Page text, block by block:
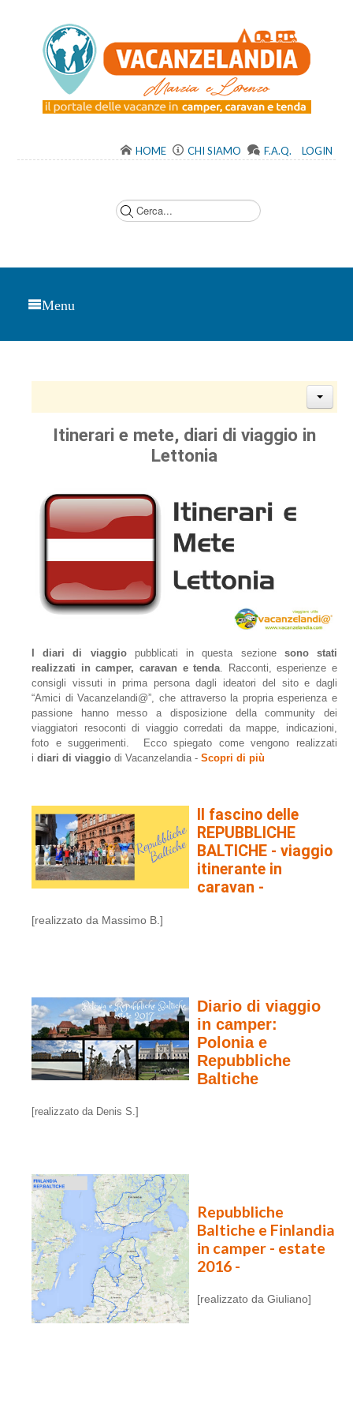
HOME CHI SIAMO F.A.Q. LOGIN
Menu
Itinerari e mete, diari di viaggio in
Lettonia
I diari di viaggiopubblicati in questa sezione sono stati
realizzati in camper, caravan e tenda. Racconti, esperienze e
consigli vissuti in prima persona dagli ideatori del sito e dagli
“Amici di Vacanzelandi@”, che attraverso la propria esperienza e
passione hanno messo a disposizione della community dei
viaggiatori resoconti di viaggio corredati da mappe, indicazioni,
foto e suggerimenti. Ecco spiegato come vengono realizzati
i diari di viaggio di Vacanzelandia - Scopri di più
Il fascino delle
REPUBBLICHE
BALTICHE - viaggio
itinerante in
caravan -
[realizzato da Massimo B.]
Diario di viaggio
in camper:
Polonia e
Repubbliche
Baltiche
[realizzato da Denis S.]
Repubbliche
Baltiche e Finlandia
in camper - estate
2016 -
[realizzato da Giuliano]